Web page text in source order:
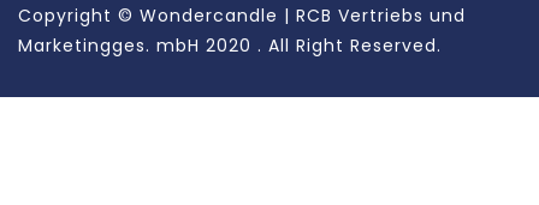
Copyright © Wondercandle | RCB Vertriebs und
Marketingges. mbH 2020 . All Right Reserved.